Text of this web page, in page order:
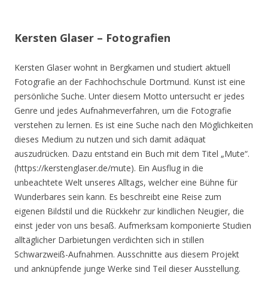
Kersten Glaser – Fotografien
Kersten Glaser wohnt in Bergkamen und studiert aktuell
Fotografie an der Fachhochschule Dortmund. Kunst ist eine
persönliche Suche. Unter diesem Motto untersucht er jedes
Genre und jedes Aufnahmeverfahren, um die Fotografie
verstehen zu lernen. Es ist eine Suche nach den Möglichkeiten
dieses Medium zu nutzen und sich damit adäquat
auszudrücken. Dazu entstand ein Buch mit dem Titel „Mute“.
(https://kerstenglaser.de/mute). Ein Ausflug in die
unbeachtete Welt unseres Alltags, welcher eine Bühne für
Wunderbares sein kann. Es beschreibt eine Reise zum
eigenen Bildstil und die Rückkehr zur kindlichen Neugier, die
einst jeder von uns besaß. Aufmerksam komponierte Studien
alltäglicher Darbietungen verdichten sich in stillen
Schwarzweiß-Aufnahmen. Ausschnitte aus diesem Projekt
und anknüpfende junge Werke sind Teil dieser Ausstellung.